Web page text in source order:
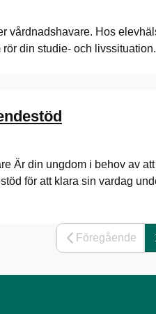
vårdnadshavare. Hos
din studie- och livssituation.
Är din ungdom i behov av
för att klara sin vardag
Föregående